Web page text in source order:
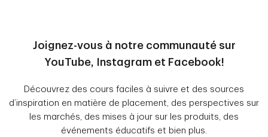
Joignez-vous à notre communauté sur
YouTube, Instagram et Facebook!
Découvrez des cours faciles à suivre et des sources
d’inspiration en matière de placement, des perspectives sur
les marchés, des mises à jour sur les produits, des
événements éducatifs et bien plus.